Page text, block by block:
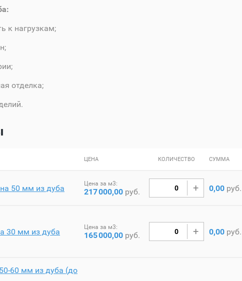
к нагрузкам;
отделка;
ЦЕНА КОЛИЧЕСТВО СУММА
50 мм из дуба Цена за м3:
217000,00 руб. 0,00 руб.
30 мм из дуба Цена за м3:
165000,00 руб. 0,00 руб.
60 мм из дуба (до